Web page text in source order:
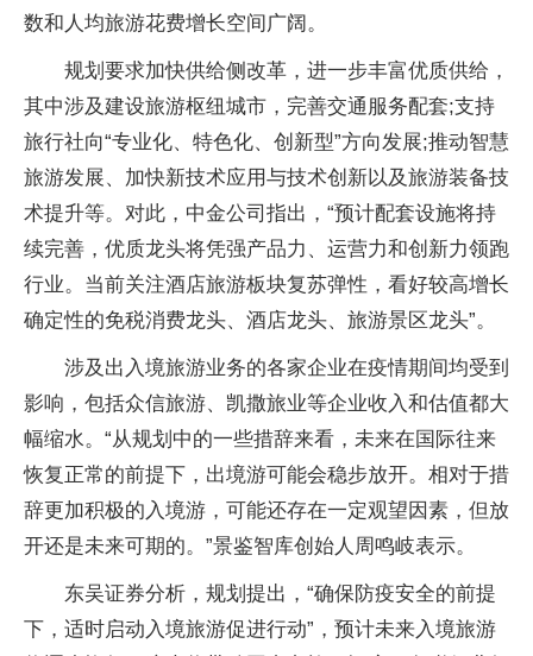
数和人均旅游花费增长空间广阔。
规划要求加快供给侧改革，进一步丰富优质供给，
其中涉及建设旅游枢纽城市，完善交通服务配套;支持
旅行社向“专业化、特色化、创新型”方向发展;推动智慧
旅游发展、加快新技术应用与技术创新以及旅游装备技
术提升等。对此，中金公司指出，“预计配套设施将持
续完善，优质龙头将凭强产品力、运营力和创新力领跑
行业。当前关注酒店旅游板块复苏弹性 ，看好较高增长
确定性的免税消费龙头、酒店龙头、旅游景区龙头”。
涉及出入境旅游业务的各家企业在疫情期间均受到
影响，包括众信旅游、凯撒旅业等企业收入和估值都大
幅缩水。“从规划中的一些措辞来看，未来在国际往来
恢复正常的前提下，出境游可能会稳步放开。相对于措
辞更加积极的入境游，可能还存在一定观望因素，但放
开还是未来可期的。”景鉴智库创始人周鸣岐表示。
东吴证券分析，规划提出，“确保防疫安全的前提
下，适时启动入境旅游促进行动”，预计未来入境旅游